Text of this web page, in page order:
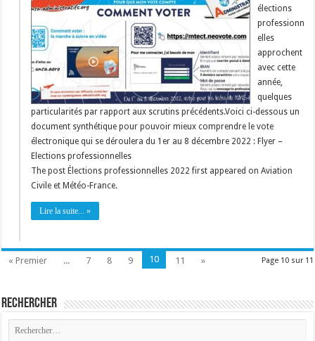
élections
professionn
elles
approchent
avec cette
année,
quelques
particularités par rapport aux scrutins précédents.Voici ci-dessous un
document synthétique pour pouvoir mieux comprendre le vote
électronique qui se déroulera du 1er au 8 décembre 2022 : Flyer –
Elections professionnelles
The post Élections professionnelles 2022 first appeared on Aviation
Civile et Météo-France.
Lire la suite... »
Page 10 sur 11
« Premier ... 7 8 9 10 11 »
Rechercher